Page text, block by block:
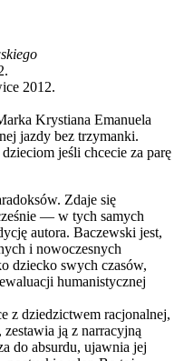
2012.
Krystiana Emanuela
jazdy bez trzymanki.
jeśli chcecie za parę
Zdaje się
— w tych samych
autora. Baczewski jest,
i nowoczesnych
dziecko swych czasów,
humanistycznej
z dziedzictwem racjonalnej,
ją z narracyjną
do absurdu, ujawnia jej